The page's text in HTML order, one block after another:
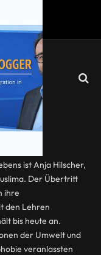
Einstellung
ist Anja Hilscher,
Der Übertritt
ihre
den Lehren
bis heute an.
der Umwelt und
veranlassten